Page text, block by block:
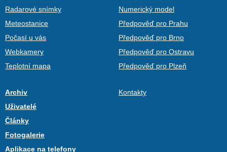
Radarové snímky
Meteostanice
Počasí u vás
Webkamery
Teplotní mapa
Numerický model
Předpověď pro Prahu
Předpověď pro Brno
Předpověď pro Ostravu
Předpověď pro Plzeň
Archiv
Uživatelé
Články
Fotogalerie
Aplikace na telefony
Kontakty